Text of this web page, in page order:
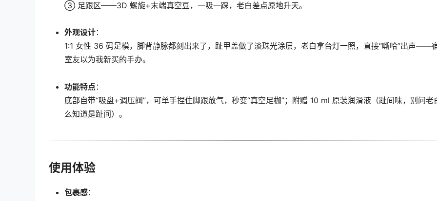
③ 足跟区——3D 螺旋+末端真空豆，一吸一踩，老白差点原地升天。
外观设计：
1:1 女性 36 码足模，脚背静脉都刻出来了，趾甲盖做了淡珠光涂层，老白拿台灯一照，直接“嘶哈”出声——
室友以为我新买的手办。
功能特点 ：
底部自带“吸盘+调压阀”，可单手捏住脚跟放气，秒变“真空足枷”；附赠 10 ml 原装润滑液（趾间味，别问老
么知道是趾间）。
使用体验
包裹感：